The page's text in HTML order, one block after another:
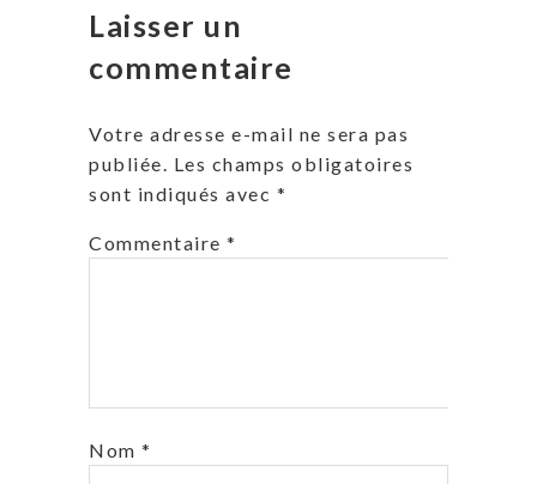
Laisser un
commentaire
Votre adresse e-mail ne sera pas
publiée. Les champs obligatoires
sont indiqués avec *
Commentaire *
Nom *